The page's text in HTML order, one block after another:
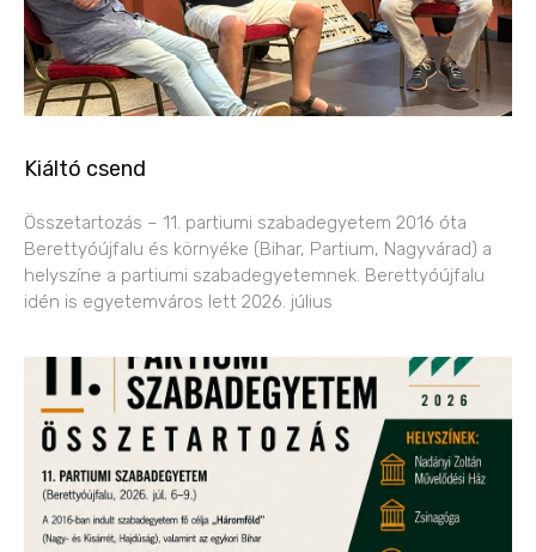
Kiáltó csend
Összetartozás – 11. partiumi szabadegyetem 2016 óta
Berettyóújfalu és környéke (Bihar, Partium, Nagyvárad) a
helyszíne a partiumi szabadegyetemnek. Berettyóújfalu
idén is egyetemváros lett 2026. július